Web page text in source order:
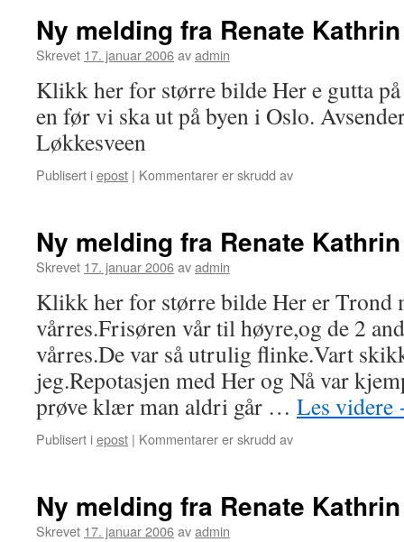
Ny melding fra Renate
Skrevet 17. januar 2006avadmin
Klikk her for større bilde Her e gutta
en før vi ska ut på byen i Oslo.
Løkkesveen
Publisert iepost | Kommentarer er skrudd av
Renate
Ny melding fra Renate
Skrevet 17. januar 2006avadmin
Klikk her for større bilde Her er Trond
vårres.Frisøren vår til høyre,og de 2
vårres.De var så utrulig flinke.Vart
jeg.Repotasjen med Her og Nå var
prøve klær man aldri går … Les videre
Publisert iepost | Kommentarer er skrudd av
Renate
Ny melding fra Renate
Skrevet 17. januar 2006avadmin